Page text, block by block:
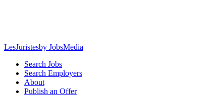
LesJuristesby JobsMedia
Search Jobs
Search Employers
About
Publish an Offer